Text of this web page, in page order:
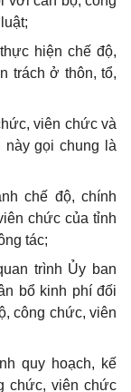
hiện chế độ,
trách ở thôn, tổ,
viên chức và
này gọichung là
chế độ, chính
chức của tỉnh
tác;
trình Ủy ban
bổ kinh phí đối
công chức, viên
quy hoạch, kế
chức, viên chức